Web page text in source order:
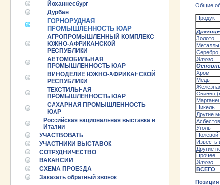
Йоханнесбург
Дурбан
ГОРНОРУДНАЯ
ПРОМЫШЛЕННОСТЬ ЮАР
АГРОПРОМЫШЛЕННЫЙ КОМПЛЕКС
ЮЖНО-АФРИКАНСКОЙ
РЕСПУБЛИКИ
АВТОМОБИЛЬНАЯ
ПРОМЫШЛЕННОСТЬ ЮАР
ВИНОДЕЛИЕ ЮЖНО-АФРИКАНСКОЙ
РЕСПУБЛИКИ
ТЕКСТИЛЬНАЯ
ПРОМЫШЛЕННОСТЬ ЮАР
САХАРНАЯ ПРОМЫШЛЕННОСТЬ
ЮАР
Российская национальная выставка в
Италии
УЧАСТВОВАТЬ
УЧАСТНИКИ ВЫСТАВОК
СОТРУДНИЧЕСТВО
ВАКАНСИИ
СХЕМА ПРОЕЗДА
Заказать обратный звонок
25.06.2026 ::Пост-релиз
25.06.2026 :: Деловая программа EXPO EURASIA
VIETNAM 2026
Общие
Продукт
Золото
Металлы
Серебро
Итого
Хром
Медь
Свинец
Марганец
Никель
Другие
Уголь
Полевой
Известь
Другие
Прочее
Итого
ВСЕГО